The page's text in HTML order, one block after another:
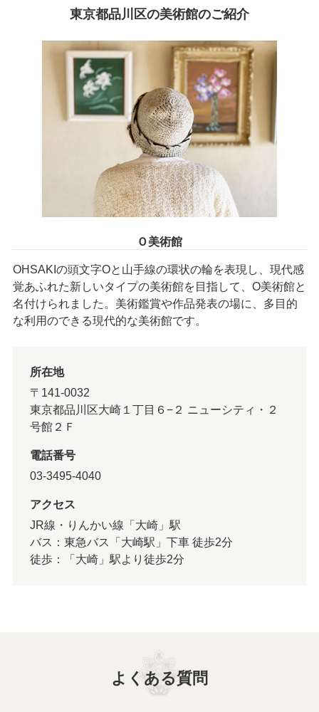
東京都品川区の美術館のご紹介
Ｏ美術館
OHSAKIの頭文字Oと山手線の環状の輪を表現し、現代感
覚あふれた新しいタイプの美術館を目指して、O美術館と
名付けられました。美術鑑賞や作品発表の場に、多目的
な利用のできる現代的な美術館です。
所在地
〒141-0032
東京都品川区大崎１丁目６−２ ニューシティ・２
号館２Ｆ
電話番号
03-3495-4040
アクセス
JR線・りんかい線「大崎」駅
バス：東急バス「大崎駅」下車 徒歩2分
徒歩：「大崎」駅より徒歩2分
よくある質問